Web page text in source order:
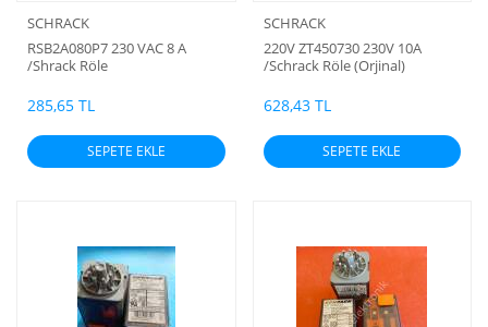
SCHRACK
RSB2A080P7 230 VAC 8 A
/Shrack Röle
285,65 TL
SEPETE EKLE
SCHRACK
220V ZT450730 230V 10A
/Schrack Röle (Orjinal)
628,43 TL
SEPETE EKLE